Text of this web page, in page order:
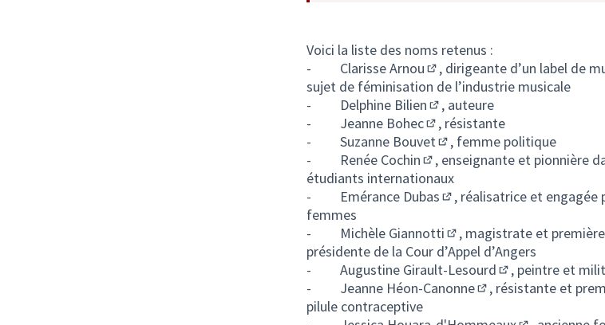
Voici la liste des noms retenus :
- Clarisse Arnou
(S'ouvre dans un nouvel onglet)
, dirigeante d’un label de
sujet de féminisation de l’industrie musicale
- Delphine Bilien
(S'ouvre dans un nouvel onglet)
, auteure
-
Jeanne Bohec
(S'ouvre dans un nouvel onglet)
, résistante
- Suzanne Bouvet
(S'ouvre dans un nouvel
, femme politique
-
Renée Cochin
(S'ouvre dans un nouvel onglet)
, enseignante et pionnière
étudiants internationaux
-
Emérance Dubas
(S'ouvre dans un nouvel
, réalisatrice et engagée
femmes
-
Michèle Giannotti
(S'ouvre dans un nouvel
, magistrate et
présidente de la Cour d’Appel d’Angers
- Augustine Girault-Lesourd
(S'ouvre dans un
, peintre et
-
Jeanne Héon-Canonne
(S'ouvre dans un
, résistante et
pilule contraceptive